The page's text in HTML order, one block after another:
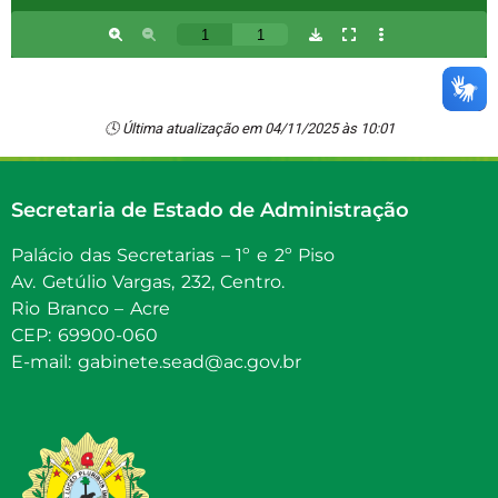
🕓 Última atualização em 04/11/2025 às 10:01
Secretaria de Estado de Administração
Palácio das Secretarias – 1º e 2º Piso
Av. Getúlio Vargas, 232, Centro.
Rio Branco – Acre
CEP: 69900-060
E-mail: gabinete.sead@ac.gov.br